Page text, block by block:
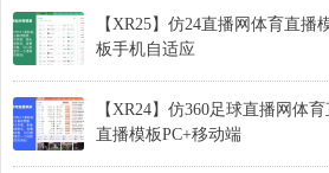
【XR25】仿24直播网体育直
板手机自适应
【XR24】仿360足球直播网体
直播模板PC+移动端